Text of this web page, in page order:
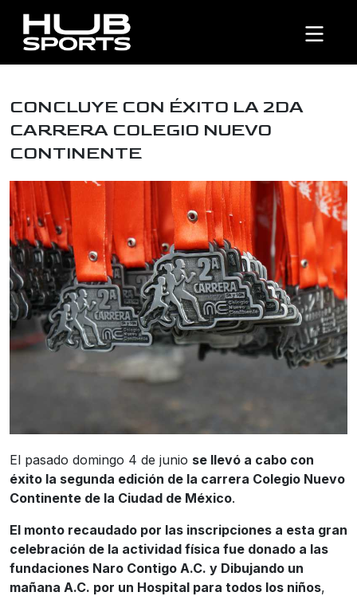
CONCLUYE CON ÉXITO LA 2DA
CARRERA COLEGIO NUEVO
CONTINENTE
El pasado domingo 4 de junio se llevó a cabo con
éxito la segunda edición de la carrera Colegio Nuevo
Continente de la Ciudad de México.
El monto recaudado por las inscripciones a esta gran
celebración de la actividad física fue donado a las
fundaciones Naro Contigo A.C. y Dibujando un
mañana A.C. por un Hospital para todos los niños,